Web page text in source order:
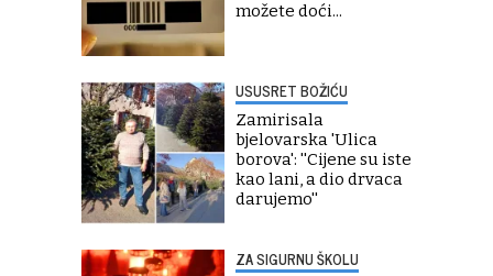
možete doći...
USUSRET BOŽIĆU
Zamirisala
bjelovarska 'Ulica
borova': ''Cijene su iste
kao lani, a dio drvaca
darujemo''
ZA SIGURNU ŠKOLU